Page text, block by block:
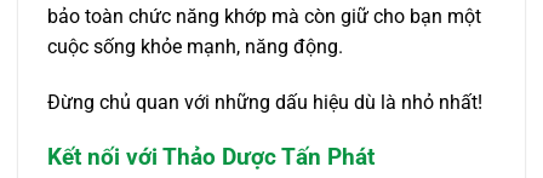
bảo toàn chức năng khớp mà còn giữ cho bạn một
cuộc sống khỏe mạnh, năng động.
Đừng chủ quan với những dấu hiệu dù là nhỏ nhất!
Kết nối với Thảo Dược Tấn Phát